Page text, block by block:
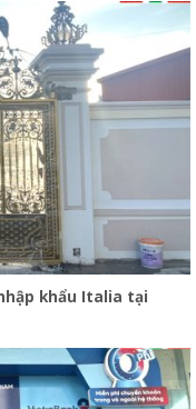
khẩu Italia tại